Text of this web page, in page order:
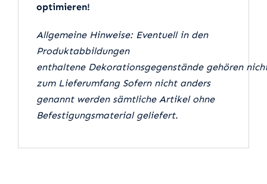
optimieren!
Allgemeine Hinweise: Eventuell in den
Produktabbildungen
enthaltene Dekorationsgegenstände gehören
zum Lieferumfang Sofern nicht anders
genannt werden sämtliche Artikel ohne
Befestigungsmaterial geliefert.